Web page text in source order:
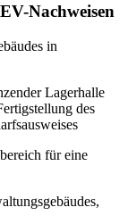
Nachweisen
in
Lagerhalle
des
für eine